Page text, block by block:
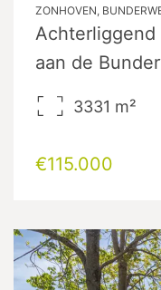
ZONHOVEN,
Achterliggend
aan de
3331 m²
€115.000